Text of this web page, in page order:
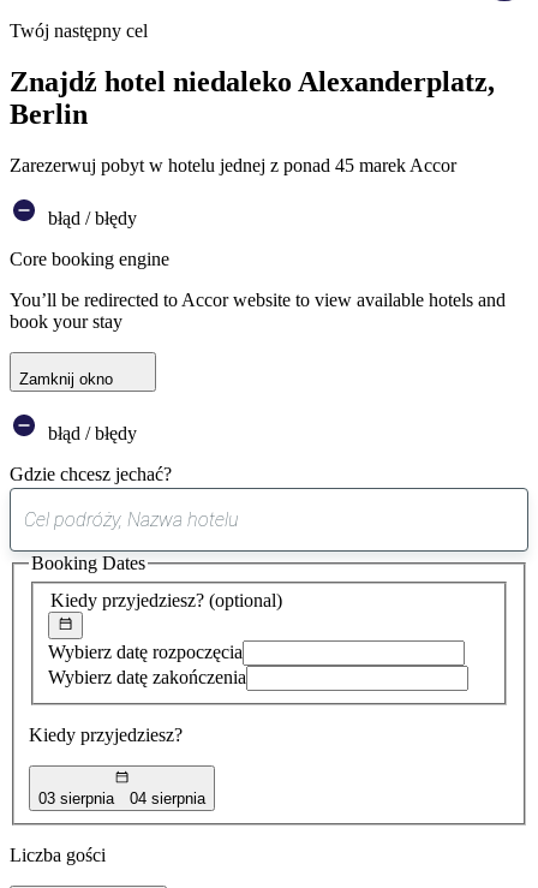
Twój następny cel
Znajdź hotel niedaleko Alexanderplatz,
Berlin
Zarezerwuj pobyt w hotelu jednej z ponad 45 marek Accor
błąd / błędy
Core booking engine
You’ll be redirected to Accor website to view available hotels and
book your stay
Zamknij okno
błąd / błędy
Gdzie chcesz jechać?
sugestia
została
znaleziona
Kiedy przyjedziesz? (optional)
Wybierz datę rozpoczęcia
Wybierz datę zakończenia
Kiedy przyjedziesz?
03 sierpnia 04 sierpnia
Booking Dates
Liczba gości